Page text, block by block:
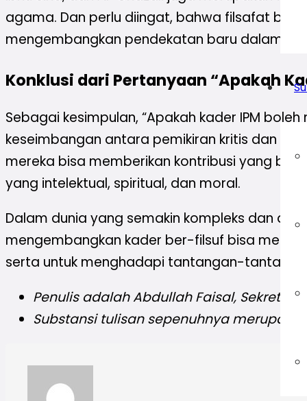
agama. Dan perlu diingat, bahwa filsafat
mengembangkan pendekatan baru dalam
Konklusi dari Pertanyaan “Apakah
Sebagai kesimpulan, “Apakah kader IPM
keseimbangan antara pemikiran kritis dan
mereka bisa memberikan kontribusi yang
yang intelektual, spiritual, dan moral.
Dalam dunia yang semakin kompleks dan
mengembangkan kader ber-filsuf bisa
serta untuk menghadapi tantangan-
Penulis adalahAbdullah Faisal, Sekretaris
Substansi tulisan sepenuhnya